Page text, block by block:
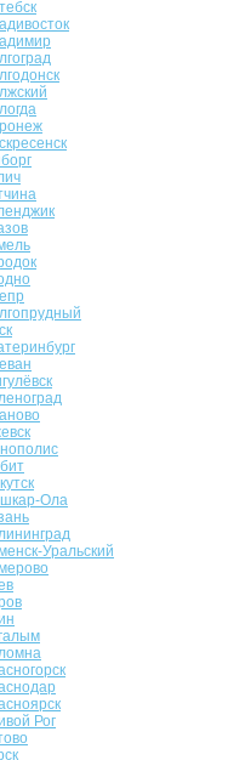
Ола
Уральский
Рог